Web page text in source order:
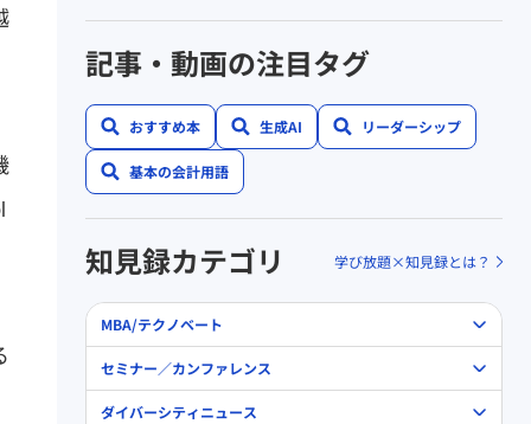
記事・動画の注目タグ
おすすめ本 生成AI リーダーシップ
基本の会計用語
知見録カテゴリ 学び放題×知見録とは？
MBA/テクノベート
セミナー／カンファレンス
ダイバーシティニュース